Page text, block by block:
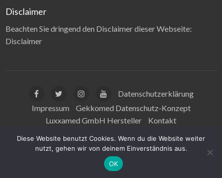
Disclaimer
Beachten Sie dringend den Disclaimer dieser Webseite:
Disclaimer
Datenschutzerklärung
Impressum
Gekkomed Datenschutz-Konzept
Luxxamed GmbH Hersteller
Kontakt
© Luxxamed GmbH 2025 | All Rights Reserved
Diese Website benutzt Cookies. Wenn du die Website weiter
nutzt, gehen wir von deinem Einverständnis aus.
OK